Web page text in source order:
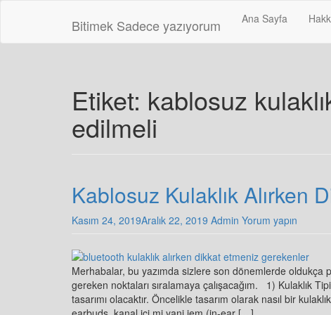
Bitimek Sadece yazıyorum Ana Sayfa
Etiket: kablosuz
edilmeli
Kablosuz Kulaklık Alırken
Kasım 24, 2019Aralık 22, 2019 Admin Yorum yapın
Merhabalar, bu yazımda sizlere son dönemlerde oldukça
gereken noktaları sıralamaya çalışacağım. 1) Kulaklık
tasarımı olacaktır. Öncelikle tasarım olarak nasıl bir